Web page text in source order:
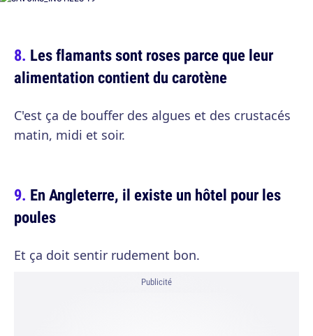
Les flamants sont roses parce que leur
alimentation contient du carotène
C'est ça de bouffer des algues et des crustacés
matin, midi et soir.
En Angleterre, il existe un hôtel pour les
poules
Et ça doit sentir rudement bon.
Publicité